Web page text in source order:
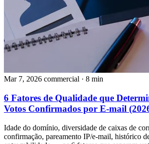
Mar 7, 2026 commercial · 8 min
6 Fatores de Qualidade que
Votos Confirmados por E-mail
Idade do domínio, diversidade de caixas de
confirmação, pareamento IP/e-mail, histórico